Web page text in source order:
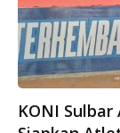
KONI